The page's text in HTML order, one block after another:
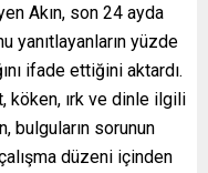
Akın, son 24 ayda
yanıtlayanların yüzde
ifade ettiğini aktardı.
köken, ırk ve dinle ilgili
bulguların sorunun
düzeni içinden